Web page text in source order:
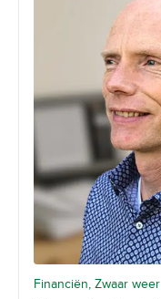
Financiën, Zwaar weer